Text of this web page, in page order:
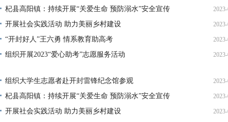
杞县高阳镇：持续开展“关爱生命 预防溺水”安全宣传
开展社会实践活动 助力美丽乡村建设
“开封好人”王六勇 情系教育助高考
组织开展2023“爱心助考”志愿服务活动
组织大学生志愿者赴开封雷锋纪念馆参观
杞县高阳镇：持续开展“关爱生命 预防溺水”安全宣传
开展社会实践活动 助力美丽乡村建设